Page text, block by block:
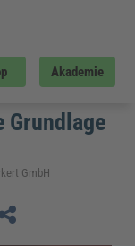
Akademie
bildet die
Grundlage
GmbH